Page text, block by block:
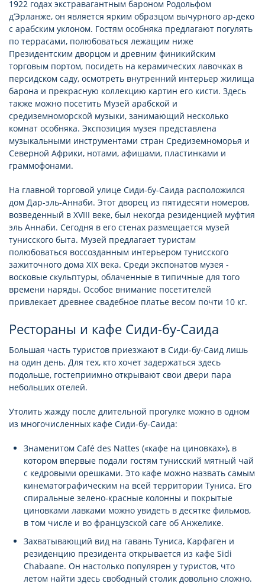
1922 годах экстравагантным бароном Родольфом
д’Эрланже, он является ярким образцом вычурного ар-деко
с арабским уклоном. Гостям особняка предлагают погулять
по террасами, полюбоваться лежащим ниже
Президентским дворцом и древним финикийским
торговым портом, посидеть на керамических лавочках в
персидском саду, осмотреть внутренний интерьер жилища
барона и прекрасную коллекцию картин его кисти. Здесь
также можно посетить Музей арабской и
средиземноморской музыки, занимающий несколько
комнат особняка. Экспозиция музея представлена
музыкальными инструментами стран Средиземноморья и
Северной Африки, нотами, афишами, пластинками и
граммофонами.
На главной торговой улице Сиди-бу-Саида расположился
дом Дар-эль-Аннаби. Этот дворец из пятидесяти номеров,
возведенный в XVIII веке, был некогда резиденцией муфтия
эль Аннаби. Сегодня в его стенах размещается музей
тунисского быта. Музей предлагает туристам
полюбоваться воссозданным интерьером тунисского
зажиточного дома XIX века. Среди экспонатов музея -
восковые скульптуры, облаченные в типичные для того
времени наряды. Особое внимание посетителей
привлекает древнее свадебное платье весом почти 10 кг.
Рестораны и кафе Сиди-бу-Саида
Большая часть туристов приезжают в Сиди-бу-Саид лишь
на один день. Для тех, кто хочет задержаться здесь
подольше, гостеприимно открывают свои двери пара
небольших отелей.
Утолить жажду после длительной прогулке можно в одном
из многочисленных кафе Сиди-бу-Саида:
Знаменитом Café des Nattes («кафе на циновках»), в
котором впервые подали гостям тунисский мятный чай
с кедровыми орешками. Это кафе можно назвать самым
кинематографическим на всей территории Туниса. Его
спиральные зелено-красные колонны и покрытые
циновками лавками можно увидеть в десятке фильмов,
в том числе и во французской саге об Анжелике.
Захватывающий вид на гавань Туниса, Карфаген и
резиденцию президента открывается из кафе Sidi
Chabaane. Он настолько популярен у туристов, что
летом найти здесь свободный столик довольно сложно.